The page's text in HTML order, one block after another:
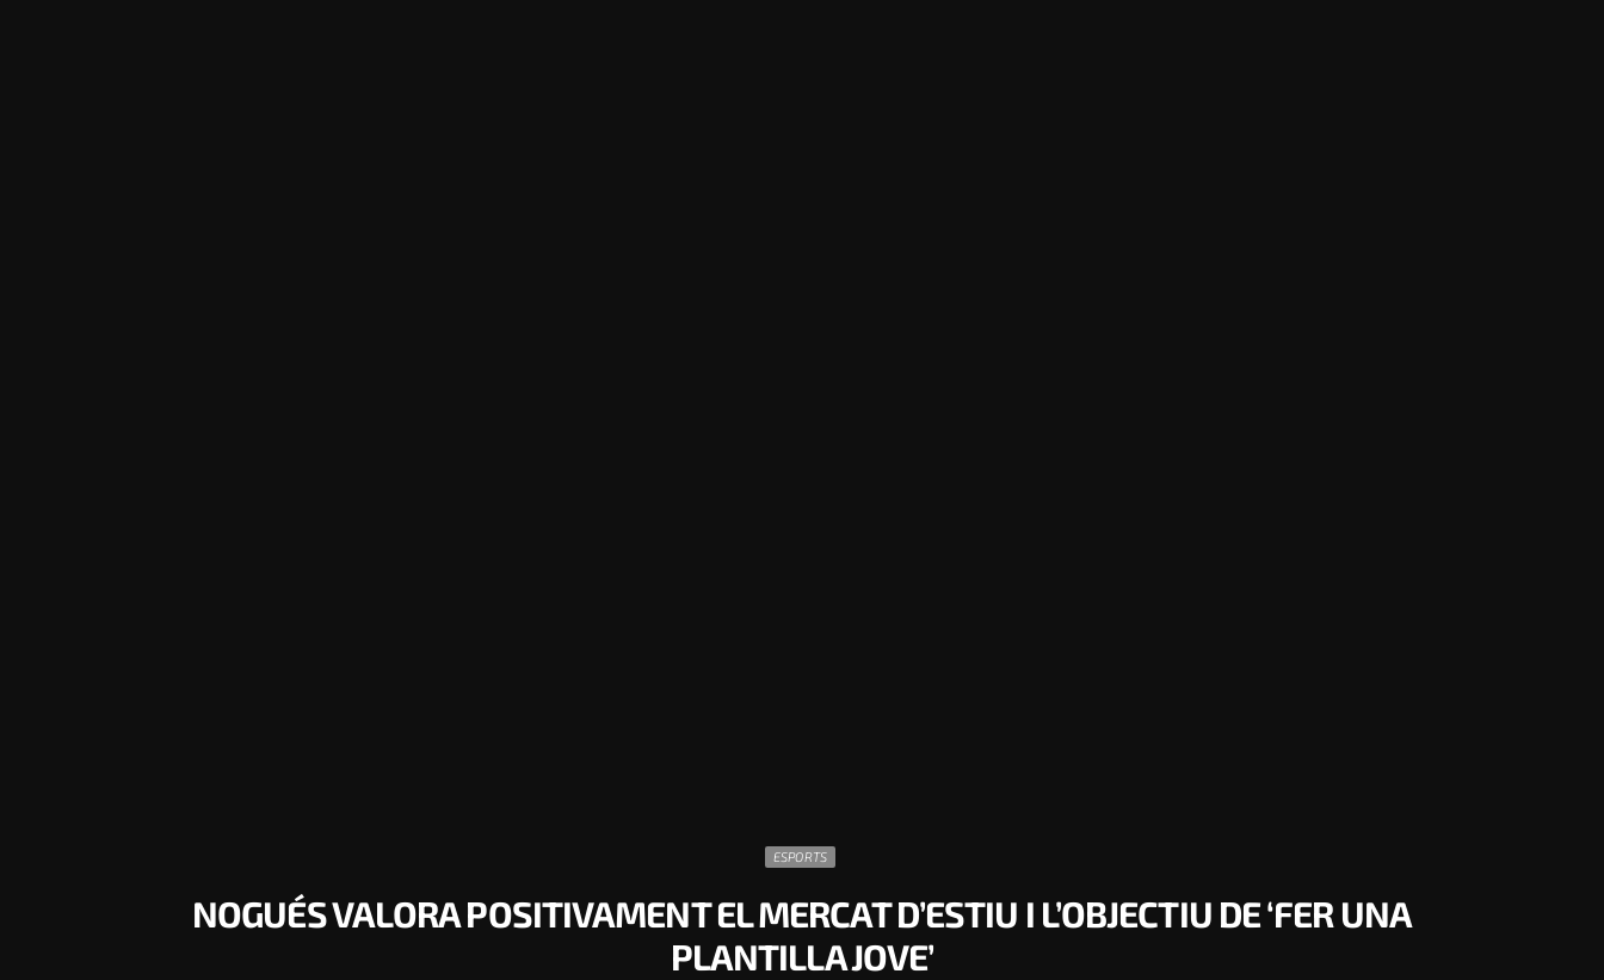
ESPORTS
NOGUÉS VALORA POSITIVAMENT EL MERCAT D’ESTIU I L’OBJECTIU DE ‘FER UNA
PLANTILLA JOVE’